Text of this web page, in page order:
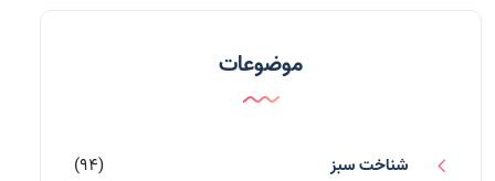
موضوعات
شناخت سبز
(94)